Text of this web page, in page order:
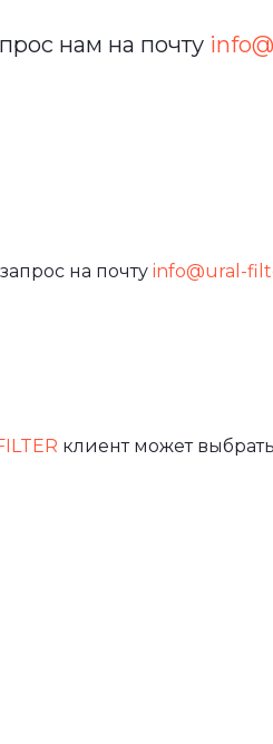
нам на почту
на почту info@ural-
клиент может